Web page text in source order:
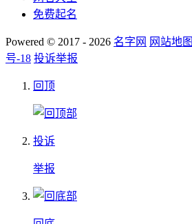
免费起名
Powered © 2017 - 2026 名字网 网站地图
号-18 投诉举报
回顶
投诉
举报